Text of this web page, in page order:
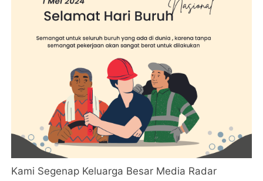
Kami Segenap Keluarga Besar Media Radar